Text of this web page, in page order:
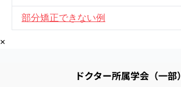
部分矯正できない例
×
ドクター所属学会（一部）